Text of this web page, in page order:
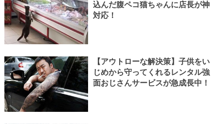
込んだ腹ペコ猫ちゃんに店長が神
対応！
【アウトローな解決策】子供をい
じめから守ってくれるレンタル強
面おじさんサービスが急成長中！